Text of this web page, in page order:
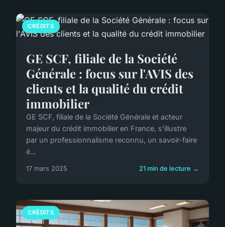
CRÉDITS
GE SCF, filiale de la Société
Générale : focus sur l'AVIS des
clients et la qualité du crédit
immobilier
GE SCF, filiale de la Société Générale et acteur
majeur du crédit immobilier en France, s'illustre
par un professionnalisme reconnu, un savoir-faire
é...
17 mars 2025 21 min de lecture →
CRÉDITS